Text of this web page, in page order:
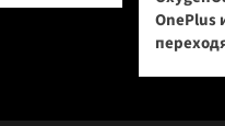
OnePlus